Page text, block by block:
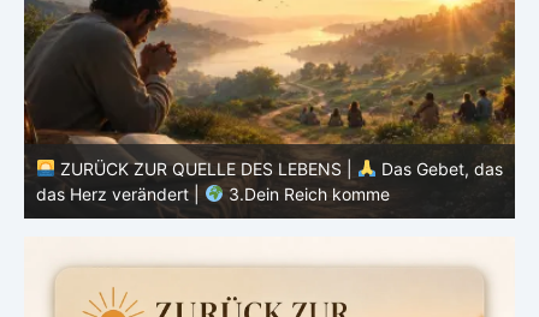
ZURÜCK ZUR QUELLE DES LEBENS |
Das Gebet, das
das Herz verändert |
2.Geheiligt werde dein Name